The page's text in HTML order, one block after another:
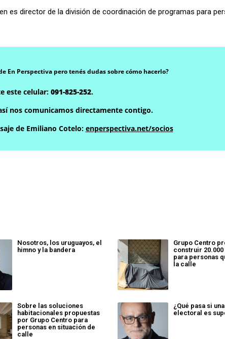
es director de la división de coordinación de programas para
En Perspectiva pero tenés dudas sobre cómo hacerlo?
este celular: 091-825-252.
nos comunicamos directamente contigo.
de Emiliano Cotelo: enperspectiva.net/socios
Nosotros, los uruguayos, el
himno y la bandera
Grupo Centro
construir
para personas
la calle
Sobre las soluciones
habitacionales propuestas
por Grupo Centro para
personas en situación de
calle
¿Qué pasa si
electoral es